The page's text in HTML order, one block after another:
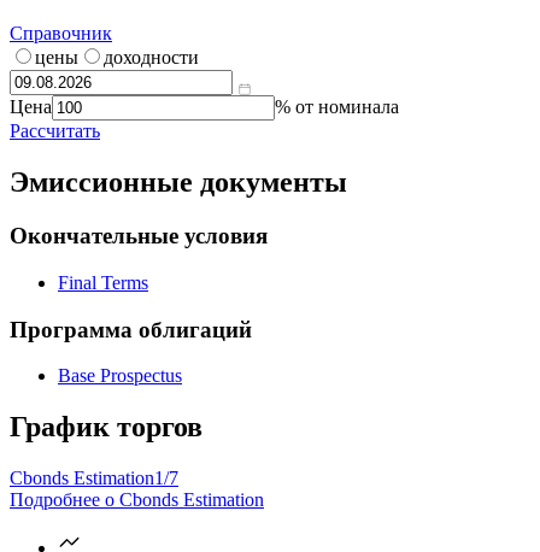
Справочник
цены
доходности
Цена
% от номинала
Рассчитать
Эмиссионные документы
Окончательные условия
Final Terms
Программа облигаций
Base Prospectus
График торгов
Cbonds Estimation1/7
Подробнее о Cbonds Estimation